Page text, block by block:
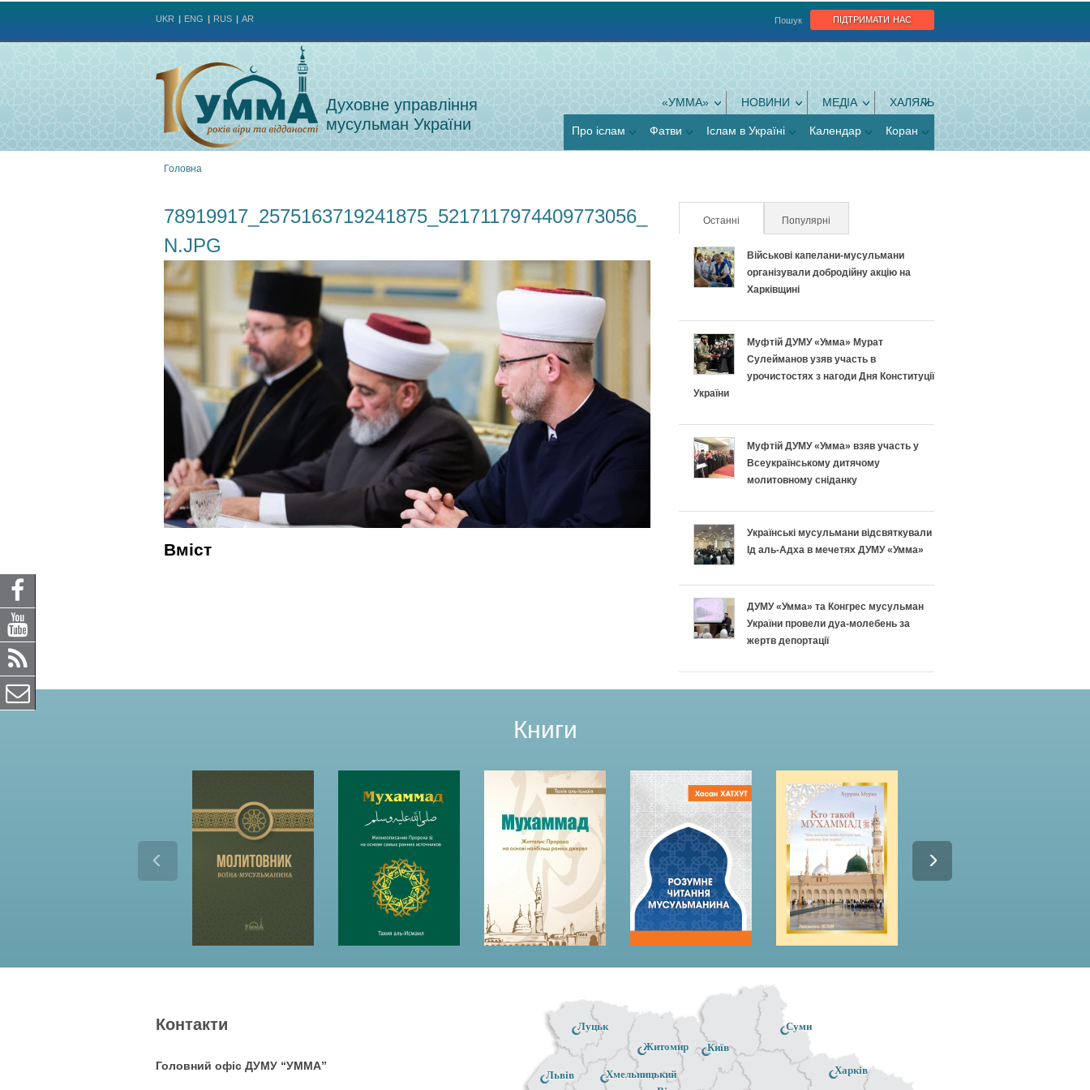
підтримати нас
Пошук
UKR ENG RUS AR
Духовне управління
мусульман України
«УММА» НОВИНИ МЕДІА ХАЛЯЛЬ
Про іслам Фатви Іслам в Україні Календар Коран
тут
Головна
78919917_2575163719241875_5217117974409773056_
N.JPG
Вміст
Останні (активна вкладка)
Популярні
Військові капелани-мусульмани
організували добродійну акцію на
Харківщині
Муфтій ДУМУ «Умма» Мурат
Сулейманов узяв участь в
урочистостях з нагоди Дня Конституції
України
Муфтій ДУМУ «Умма» взяв участь у
Всеукраїнському дитячому
молитовному сніданку
Українські мусульмани відсвяткували
Ід аль-Адха в мечетях ДУМУ «Умма»
ДУМУ «Умма» та Конгрес мусульман
України провели дуа-молебень за
жертв депортації
Книги
Житомир Київ
Хмельницький
Луцьк Суми
Львів Харків
Контакти
Головний офіс ДУМУ “УММА”